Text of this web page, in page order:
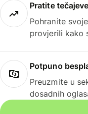
Pratite
Pohranite
provjerili kako
Potpuno
Preuzmite u
dosadnih